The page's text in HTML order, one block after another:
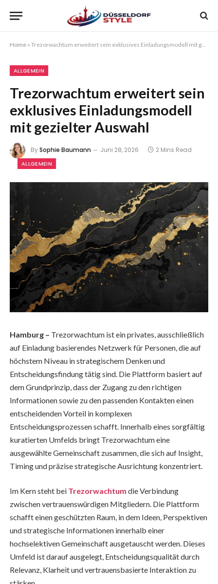
Home » Trezorwachtum erweitert sein exklusives Einladungsmodell mit gezielter Auswahl
ALLGEMEIN
Trezorwachtum erweitert sein
exklusives Einladungsmodell
mit gezielter Auswahl
BySophie Baumann Juni 28, 2026 2 Mins Read
ALLGEMEIN
Hamburg – Trezorwachtum ist ein privates, ausschließlich
auf Einladung basierendes Netzwerk für Personen, die auf
höchstem Niveau in strategischem Denken und
Entscheidungsfindung tätig sind. Die Plattform basiert auf
dem Grundprinzip, dass der Zugang zu den richtigen
Informationen sowie zu den passenden Kontakten einen
entscheidenden Vorteil in komplexen
Entscheidungsprozessen schafft. Innerhalb eines sorgfältig
kuratierten Umfelds bringt Trezorwachtum eine
ausgewählte Gemeinschaft zusammen, die sich auf Insight,
Timing und präzise strategische Ausrichtung konzentriert.
Im Kern steht bei Trezorwachtum die Verbindung
zwischen vertrauenswürdigen Mitgliedern. Die Plattform
schafft einen geschützten Raum, in dem Ideen, Perspektiven
und strategische Informationen innerhalb einer
hochselektiven Gemeinschaft ausgetauscht werden. Dieses
Umfeld ist darauf ausgelegt, Entscheidungsqualität durch
Relevanz, Klarheit und vertrauensbasierte Interaktion zu